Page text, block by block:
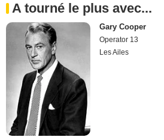
A tourné le plus avec...
Gary Cooper
Operator 13
Les Ailes